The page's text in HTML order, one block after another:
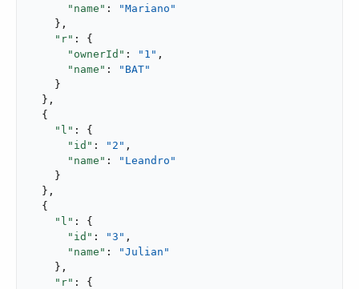
"name" :
"Mariano"
    },
"r" : {
"ownerId" : "1" ,
"name" :
"BAT"
    }
  },
  {
"l" : {
"id" : "2" ,
"name" :
"Leandro"
    }
  },
  {
"l" : {
"id" : "3" ,
"name" :
"Julian"
    },
"r" : {